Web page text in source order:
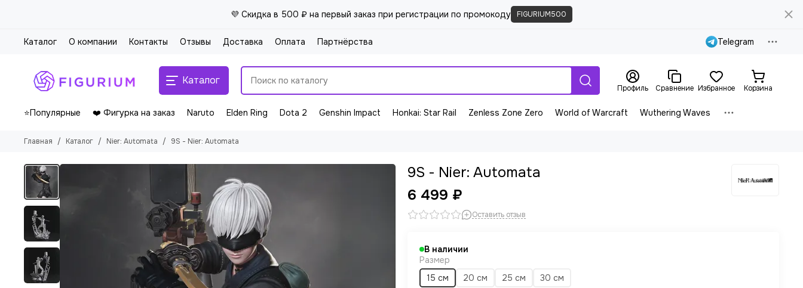
💜 Скидка в 500 ₽ на первый заказ при регистрации по промокоду FIGURIUM500
Каталог О компании Контакты Отзывы Доставка Оплата Партнёрства Telegram
Каталог
Профиль Сравнение Избранное Корзина
⭐Популярные ❤️ Фигурка на заказ Naruto Elden Ring Dota 2 Genshin Impact Honkai: Star Rail Zenless Zone Zero World of Warcraft Wuthering Waves
Главная Каталог Nier: Automata 9S - Nier: Automata
9S - Nier: Automata
6 499 ₽
Оставить отзыв
В наличии
Размер
15 см
20 см 25 см
30 см